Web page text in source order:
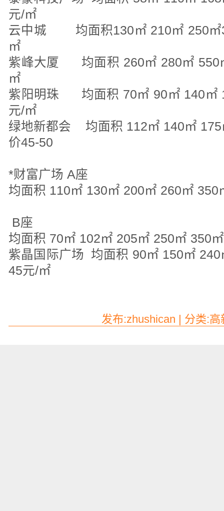
元/㎡
云中城 均面积130㎡ 210㎡ 250
㎡
紫峰大厦 均面积 260㎡ 280㎡
㎡
紫阳明珠 均面积 70㎡ 90㎡ 140㎡
元/㎡
绿地新都会 均面积 112㎡ 140㎡ 175
价45-50
*财富广场 A座
均面积 110㎡ 130㎡ 200㎡ 260㎡ 350
B座
均面积 70㎡ 102㎡ 205㎡ 250㎡ 350
紫晶国际广场 均面积 90㎡ 150㎡
45元/㎡
发布:zhushican | 分类: